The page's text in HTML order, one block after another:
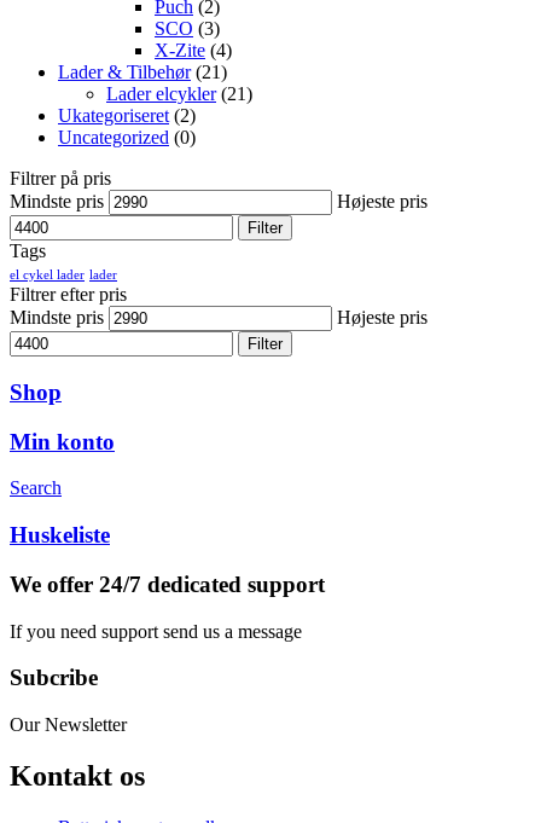
Puch (2)
SCO (3)
X-Zite (4)
Lader & Tilbehør (21)
Lader elcykler (21)
Ukategoriseret (2)
Uncategorized (0)
Filtrer på pris
Mindste pris
Højeste pris
Filter
Tags
el cykel lader lader
Filtrer efter pris
Mindste pris
Højeste pris
Filter
Shop
Min konto
Search
Huskeliste
We offer 24/7 dedicated support
If you need support send us a message
Subcribe
Our Newsletter
Kontakt os